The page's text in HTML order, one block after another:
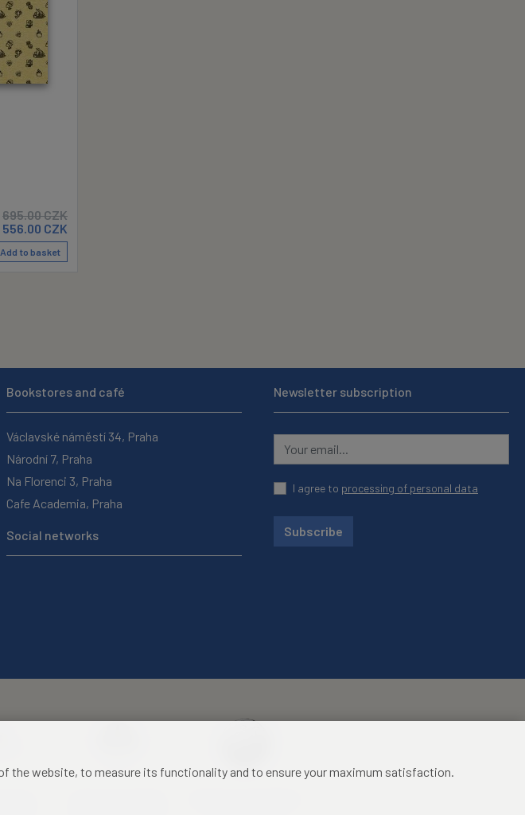
695.00CZK
556.00 CZK
Add to basket
Bookstores and café
Václavské náměstí 34, Praha
Národní 7, Praha
Na Florenci 3, Praha
Cafe Academia, Praha
Social networks
Newsletter subscription
I agree to processing of personal data
Subscribe
the website, to measure its functionality and to ensure your maximum satisfaction.